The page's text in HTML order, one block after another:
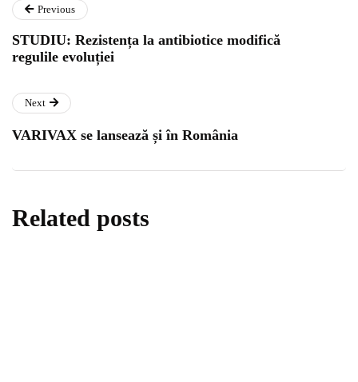
Previous
STUDIU: Rezistența la antibiotice modifică
regulile evoluției
Next
VARIVAX se lansează și în România
Related posts